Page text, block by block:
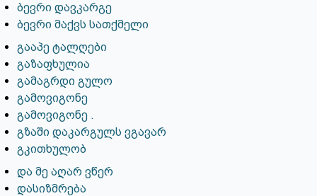
ბევრი დავკარგე
ბევრი მაქვს სათქმელი
გააპე ტალღები
გაზაფხულია
გამაგრდი გულო
გამოვიგონე
გამოვიგონე .
გზაში დაკარგულს ვგავარ
გკითხულობ
და მე აღარ ვწერ
დასიზმრება